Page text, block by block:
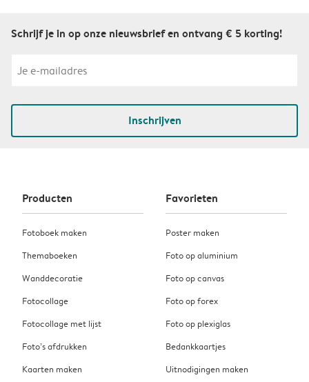
Schrijf je in op onze nieuwsbrief en ontvang € 5 korting!
Inschrijven
Producten
Fotoboek maken
Themaboeken
Wanddecoratie
Fotocollage
Fotocollage met lijst
Foto’s afdrukken
Kaarten maken
Favorieten
Poster maken
Foto op aluminium
Foto op canvas
Foto op forex
Foto op plexiglas
Bedankkaartjes
Uitnodigingen maken